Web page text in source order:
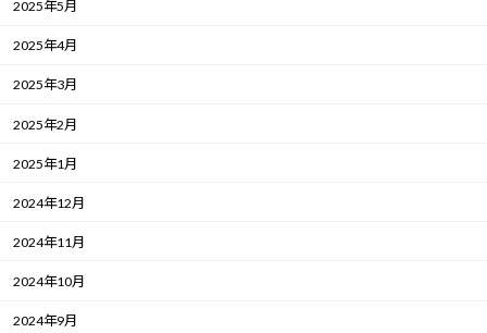
2025年5月
2025年4月
2025年3月
2025年2月
2025年1月
2024年12月
2024年11月
2024年10月
2024年9月